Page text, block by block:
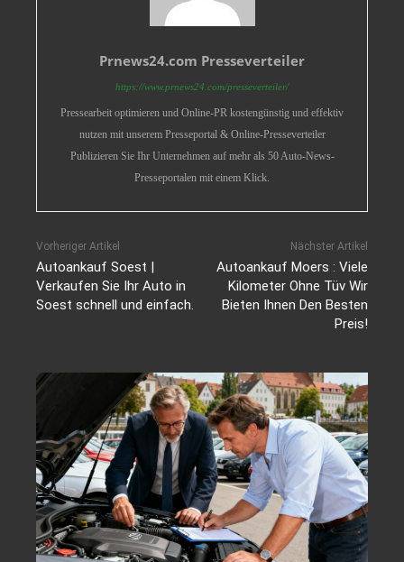
Prnews24.com Presseverteiler
https://www.prnews24.com/presseverteiler/
Pressearbeit optimieren und Online-PR kostengünstig und effektiv
nutzen mit unserem Presseportal & Online-Presseverteiler
Publizieren Sie Ihr Unternehmen auf mehr als 50 Auto-News-
Presseportalen mit einem Klick.
Vorheriger Artikel
Autoankauf Soest |
Verkaufen Sie Ihr Auto in
Soest schnell und einfach.
Nächster Artikel
Autoankauf Moers : Viele
Kilometer Ohne Tüv Wir
Bieten Ihnen Den Besten
Preis!